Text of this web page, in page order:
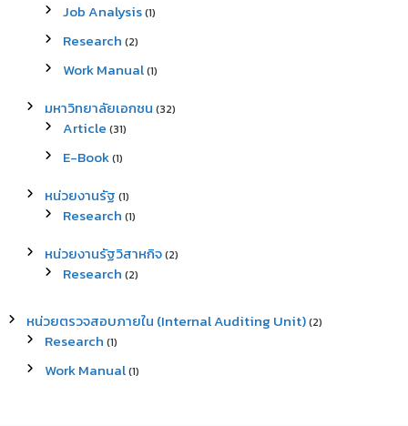
Job Analysis(1)
Research (2)
Work Manual(1)
มหาวิทยาลัยเอกชน (32)
Article (31)
E-Book(1)
หน่วยงานรัฐ (1)
Research (1)
หน่วยงานรัฐวิสาหกิจ(2)
Research (2)
หน่วยตรวจสอบภายใน (Internal Auditing Unit)(2)
Research (1)
Work Manual(1)